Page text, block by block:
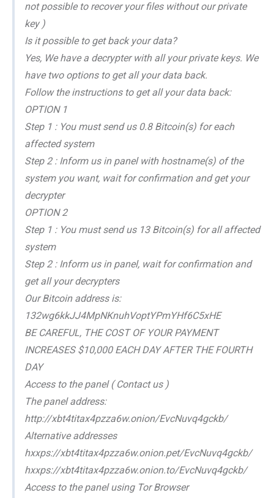
not possible to recover your files without our private
key )
Is it possible to get back your data?
Yes, We have a decrypter with all your private keys. We
have two options to get all your data back.
Follow the instructions to get all your data back:
OPTION 1
Step 1 : You must send us 0.8 Bitcoin(s) for each
affected system
Step 2 : Inform us in panel with hostname(s) of the
system you want, wait for confirmation and get your
decrypter
OPTION 2
Step 1 : You must send us 13 Bitcoin(s) for all affected
system
Step 2 : Inform us in panel, wait for confirmation and
get all your decrypters
Our Bitcoin address is:
132wg6kkJJ4MpNKnuhVoptYPmYHf6C5xHE
BE CAREFUL, THE COST OF YOUR PAYMENT
INCREASES $10,000 EACH DAY AFTER THE FOURTH
DAY
Access to the panel ( Contact us )
The panel address:
http://xbt4titax4pzza6w.onion/EvcNuvq4gckb/
Alternative addresses
hxxps://xbt4titax4pzza6w.onion.pet/EvcNuvq4gckb/
hxxps://xbt4titax4pzza6w.onion.to/EvcNuvq4gckb/
Access to the panel using Tor Browser